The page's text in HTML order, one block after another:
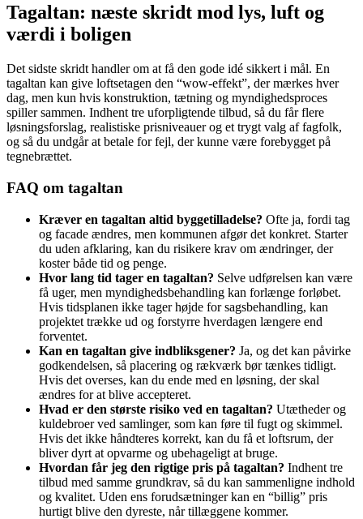
Tagaltan: næste skridt mod lys, luft og
værdi i boligen
Det sidste skridt handler om at få den gode idé sikkert i mål. En
tagaltan kan give loftsetagen den “wow-effekt”, der mærkes hver
dag, men kun hvis konstruktion, tætning og myndighedsproces
spiller sammen. Indhent tre uforpligtende tilbud, så du får flere
løsningsforslag, realistiske prisniveauer og et trygt valg af fagfolk,
og så du undgår at betale for fejl, der kunne være forebygget på
tegnebrættet.
FAQ om tagaltan
Kræver en tagaltan altid byggetilladelse? Ofte ja, fordi tag
og facade ændres, men kommunen afgør det konkret. Starter
du uden afklaring, kan du risikere krav om ændringer, der
koster både tid og penge.
Hvor lang tid tager en tagaltan? Selve udførelsen kan være
få uger, men myndighedsbehandling kan forlænge forløbet.
Hvis tidsplanen ikke tager højde for sagsbehandling, kan
projektet trække ud og forstyrre hverdagen længere end
forventet.
Kan en tagaltan give indbliksgener? Ja, og det kan påvirke
godkendelsen, så placering og rækværk bør tænkes tidligt.
Hvis det overses, kan du ende med en løsning, der skal
ændres for at blive accepteret.
Hvad er den største risiko ved en tagaltan? Utætheder og
kuldebroer ved samlinger, som kan føre til fugt og skimmel.
Hvis det ikke håndteres korrekt, kan du få et loftsrum, der
bliver dyrt at opvarme og ubehageligt at bruge.
Hvordan får jeg den rigtige pris på tagaltan? Indhent tre
tilbud med samme grundkrav, så du kan sammenligne indhold
og kvalitet. Uden ens forudsætninger kan en “billig” pris
hurtigt blive den dyreste, når tillæggene kommer.